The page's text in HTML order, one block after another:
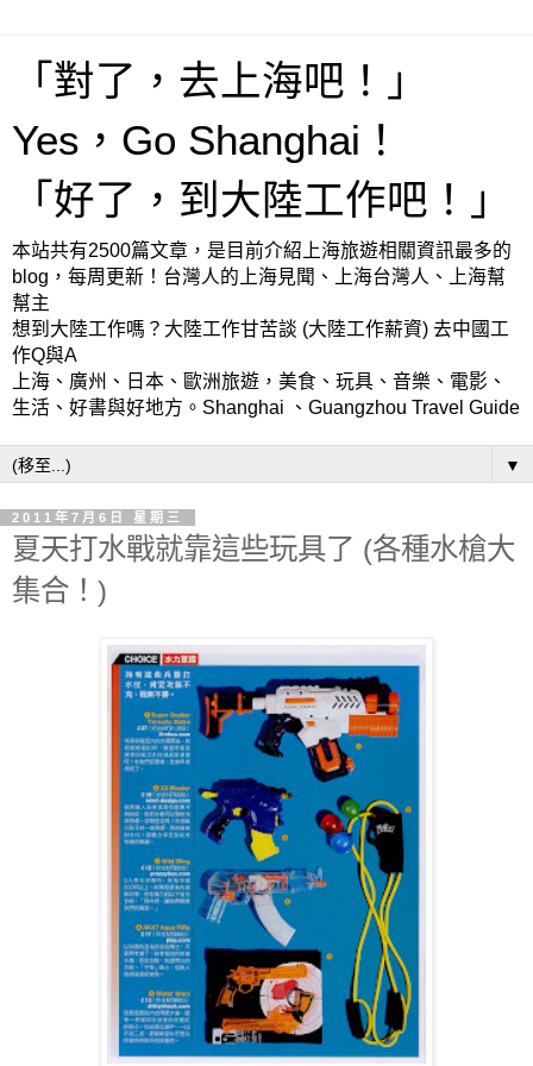
「對了，去上海吧！」
Yes，Go Shanghai！
「好了，到大陸工作吧！」
本站共有2500篇文章，是目前介紹上海旅遊相關資訊最多的
blog，每周更新！台灣人的上海見聞、上海台灣人、上海幫
幫主
想到大陸工作嗎？大陸工作甘苦談 (大陸工作薪資) 去中國工
作Q與A
上海、廣州、日本、歐洲旅遊，美食、玩具、音樂、電影、
生活、好書與好地方。Shanghai 、Guangzhou Travel Guide
▼
2011年7月6日 星期三
夏天打水戰就靠這些玩具了 (各種水槍大
集合！)